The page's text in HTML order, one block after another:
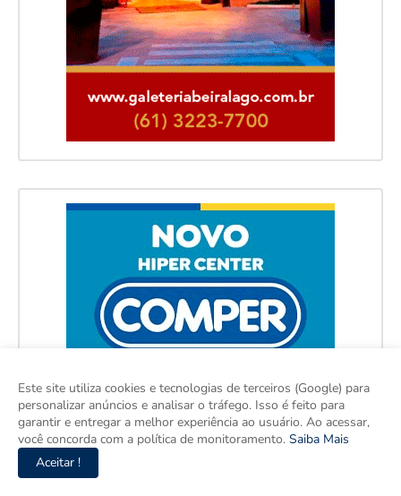
Este site utiliza cookies e tecnologias de terceiros (Google) para
personalizar anúncios e analisar o tráfego. Isso é feito para
garantir e entregar a melhor experiência ao usuário. Ao acessar,
você concorda com a política de monitoramento. Saiba Mais
Aceitar !